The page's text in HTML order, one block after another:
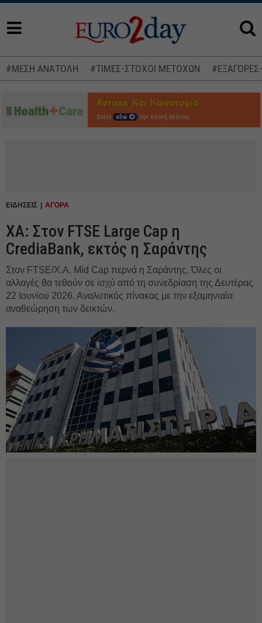
#ΜΕΣΗ ΑΝΑΤΟΛΗ #ΤΙΜΕΣ-ΣΤΟΧΟΙ ΜΕΤΟΧΩΝ
Δείτε εδώ την ειδική έκδοση
ΕΙΔΗΣΕΙΣ ΑΓΟΡΑ
ΧΑ: Στον FTSE Large Cap η
CrediaBank, εκτός η Σαράντης
Στον FTSE/Χ.Α. Mid Cap περνά η Σαράντης. Όλες οι
αλλαγές θα τεθούν σε ισχύ από τη συνεδρίαση της Δευτέρας
22 Ιουνίου 2026. Αναλυτικός πίνακας με την εξαμηνιαία
αναθεώρηση των δεικτών.